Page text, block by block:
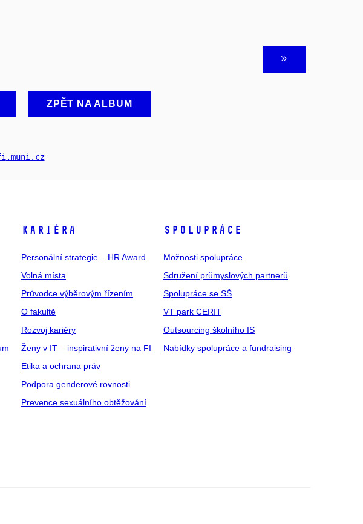
ZPĚT NA ALBUM
.muni .cz
KARIÉRA
Personální strategie – HR Award
Volná místa
Průvodce výběrovým řízením
O fakultě
Rozvoj kariéry
Ženy v IT – inspirativní ženy na FI
Etika a ochrana práv
Podpora genderové rovnosti
Prevence sexuálního obtěžování
SPOLUPRÁCE
Možnosti spolupráce
Sdružení průmyslových partnerů
Spolupráce se SŠ
VT park CERIT
Outsourcing školního IS
Nabídky spolupráce a fundraising